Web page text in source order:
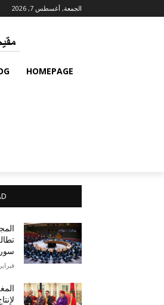
الجمعة, أغسطس 7, 2026
HOMEPAGE
فبراير 13, 2026